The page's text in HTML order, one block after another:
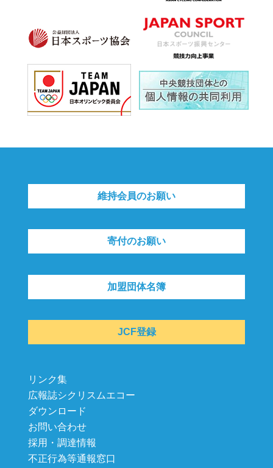
維持会員のお願い
寄付のお願い
加盟団体名簿
JCF登録
リンク集
広報誌シクリスムエコー
ダウンロード
お問い合わせ
採用・調達情報
不正行為等通報窓口